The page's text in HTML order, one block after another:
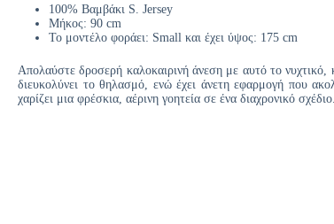
100% Βαμβάκι S. Jersey
Μήκος: 90 cm
Το μοντέλο φοράει: Small και έχει ύψος: 175 cm
Απολαύστε δροσερή καλοκαιρινή άνεση με αυτό το
διευκολύνει το θηλασμό, ενώ έχει άνετη εφαρμογή που
χαρίζει μια φρέσκια, αέρινη γοητεία σε ένα διαχρονικό